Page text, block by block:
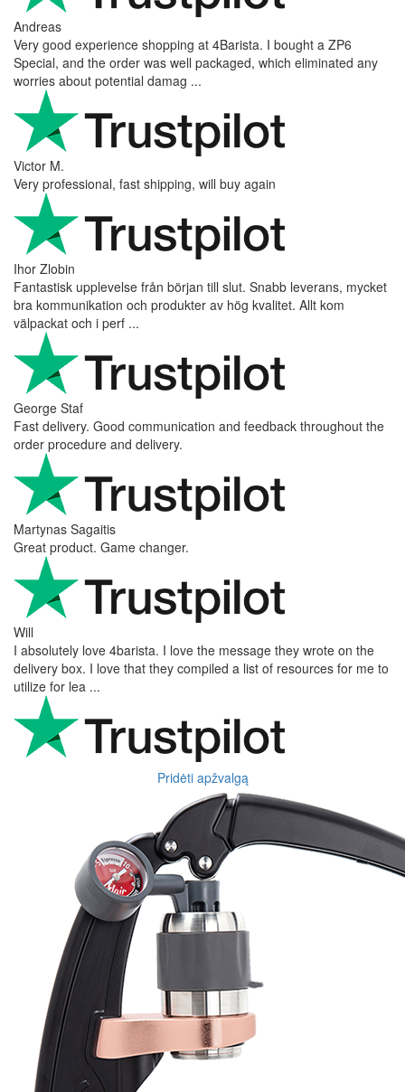
Andreas
Very good experience shopping at 4Barista. I bought a ZP6
Special, and the order was well packaged, which eliminated any
worries about potential damag ...
Victor M.
Very professional, fast shipping, will buy again
Ihor Zlobin
Fantastisk upplevelse från början till slut. Snabb leverans, mycket
bra kommunikation och produkter av hög kvalitet. Allt kom
välpackat och i perf ...
George Staf
Fast delivery. Good communication and feedback throughout the
order procedure and delivery.
Martynas Sagaitis
Great product. Game changer.
Will
I absolutely love 4barista. I love the message they wrote on the
delivery box. I love that they compiled a list of resources for me to
utilize for lea ...
Pridėti apžvalgą